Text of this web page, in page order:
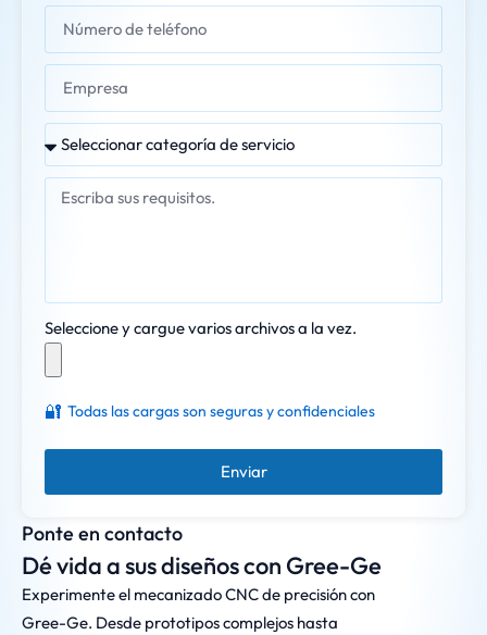
Ponte en contacto
Dé vida a sus diseños con Gree-Ge
Experimente el mecanizado CNC de precisión con
Gree-Ge. Desde prototipos complejos hasta
Seleccione y cargue varios archivos a la vez.
🔐 Todas las cargas son seguras y confidenciales
Enviar